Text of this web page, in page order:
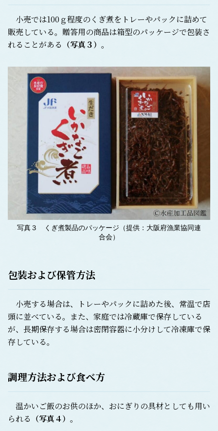
小売では100ｇ程度のくぎ煮をトレーやパックに詰めて
販売している。贈答用の商品は箱型のパッケージで包装さ
れることがある （写真３） 。
写真３ くぎ煮製品のパッケージ（提供：大阪府漁業協同連
合会）
包装および保管方法
小売する場合は、トレーやパックに詰めた後、常温で店
頭に並べている。また、家庭では冷蔵庫で保存している
が、長期保存する場合は密閉容器に小分けして冷凍庫で保
存している。
調理方法および食べ方
温かいご飯のお供のほか、おにぎりの具材としても用い
られる （写真４） 。